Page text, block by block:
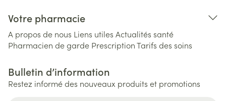
Votre pharmacie
A propos de nous Liens utiles Actualités santé
Pharmacien de garde PrescriptionTarifs des soins
Bulletin d’information
Restez informé des nouveaux produits et promotions